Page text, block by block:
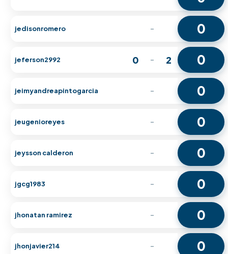
jedisonromero - 0
jeferson2992 0 - 2 0
jeimyandreapintogarcia - 0
jeugenioreyes - 0
jeysson calderon - 0
jgcg1983 - 0
jhonatan ramirez - 0
jhonjavier214 - 0